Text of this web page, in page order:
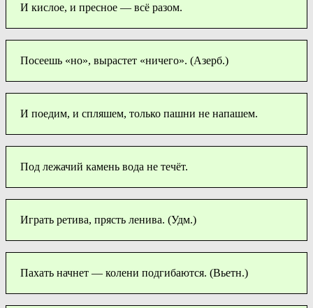
И кислое, и пресное — всё разом.
Посеешь «но», вырастет «ничего». (Азерб.)
И поедим, и спляшем, только пашни не напашем.
Под лежачий камень вода не течёт.
Играть ретива, прясть ленива. (Удм.)
Пахать начнет — колени подгибаются. (Вьетн.)